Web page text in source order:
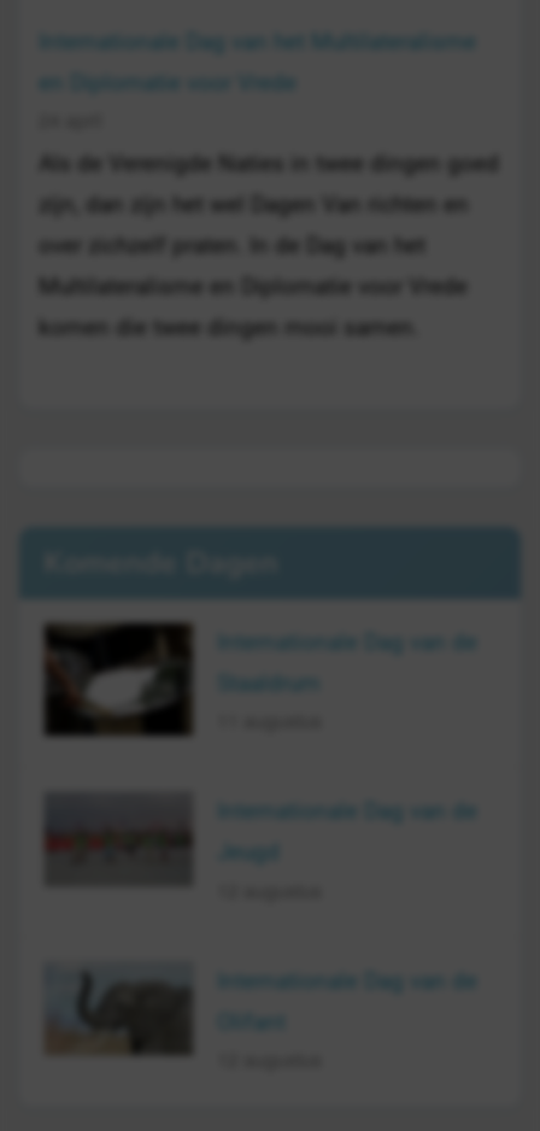
Internationale Dag van het Multilateralisme
Als de Verenigde Naties in twee dingen goed
zijn, dan zijn het wel Dagen Van richten en
over zichzelf praten. In de Dag van het
Multilateralisme en Diplomatie voor Vrede
komen die twee dingen mooi samen.
Internationale Dag van de
Internationale Dag van de
Internationale Dag van de
Olifant